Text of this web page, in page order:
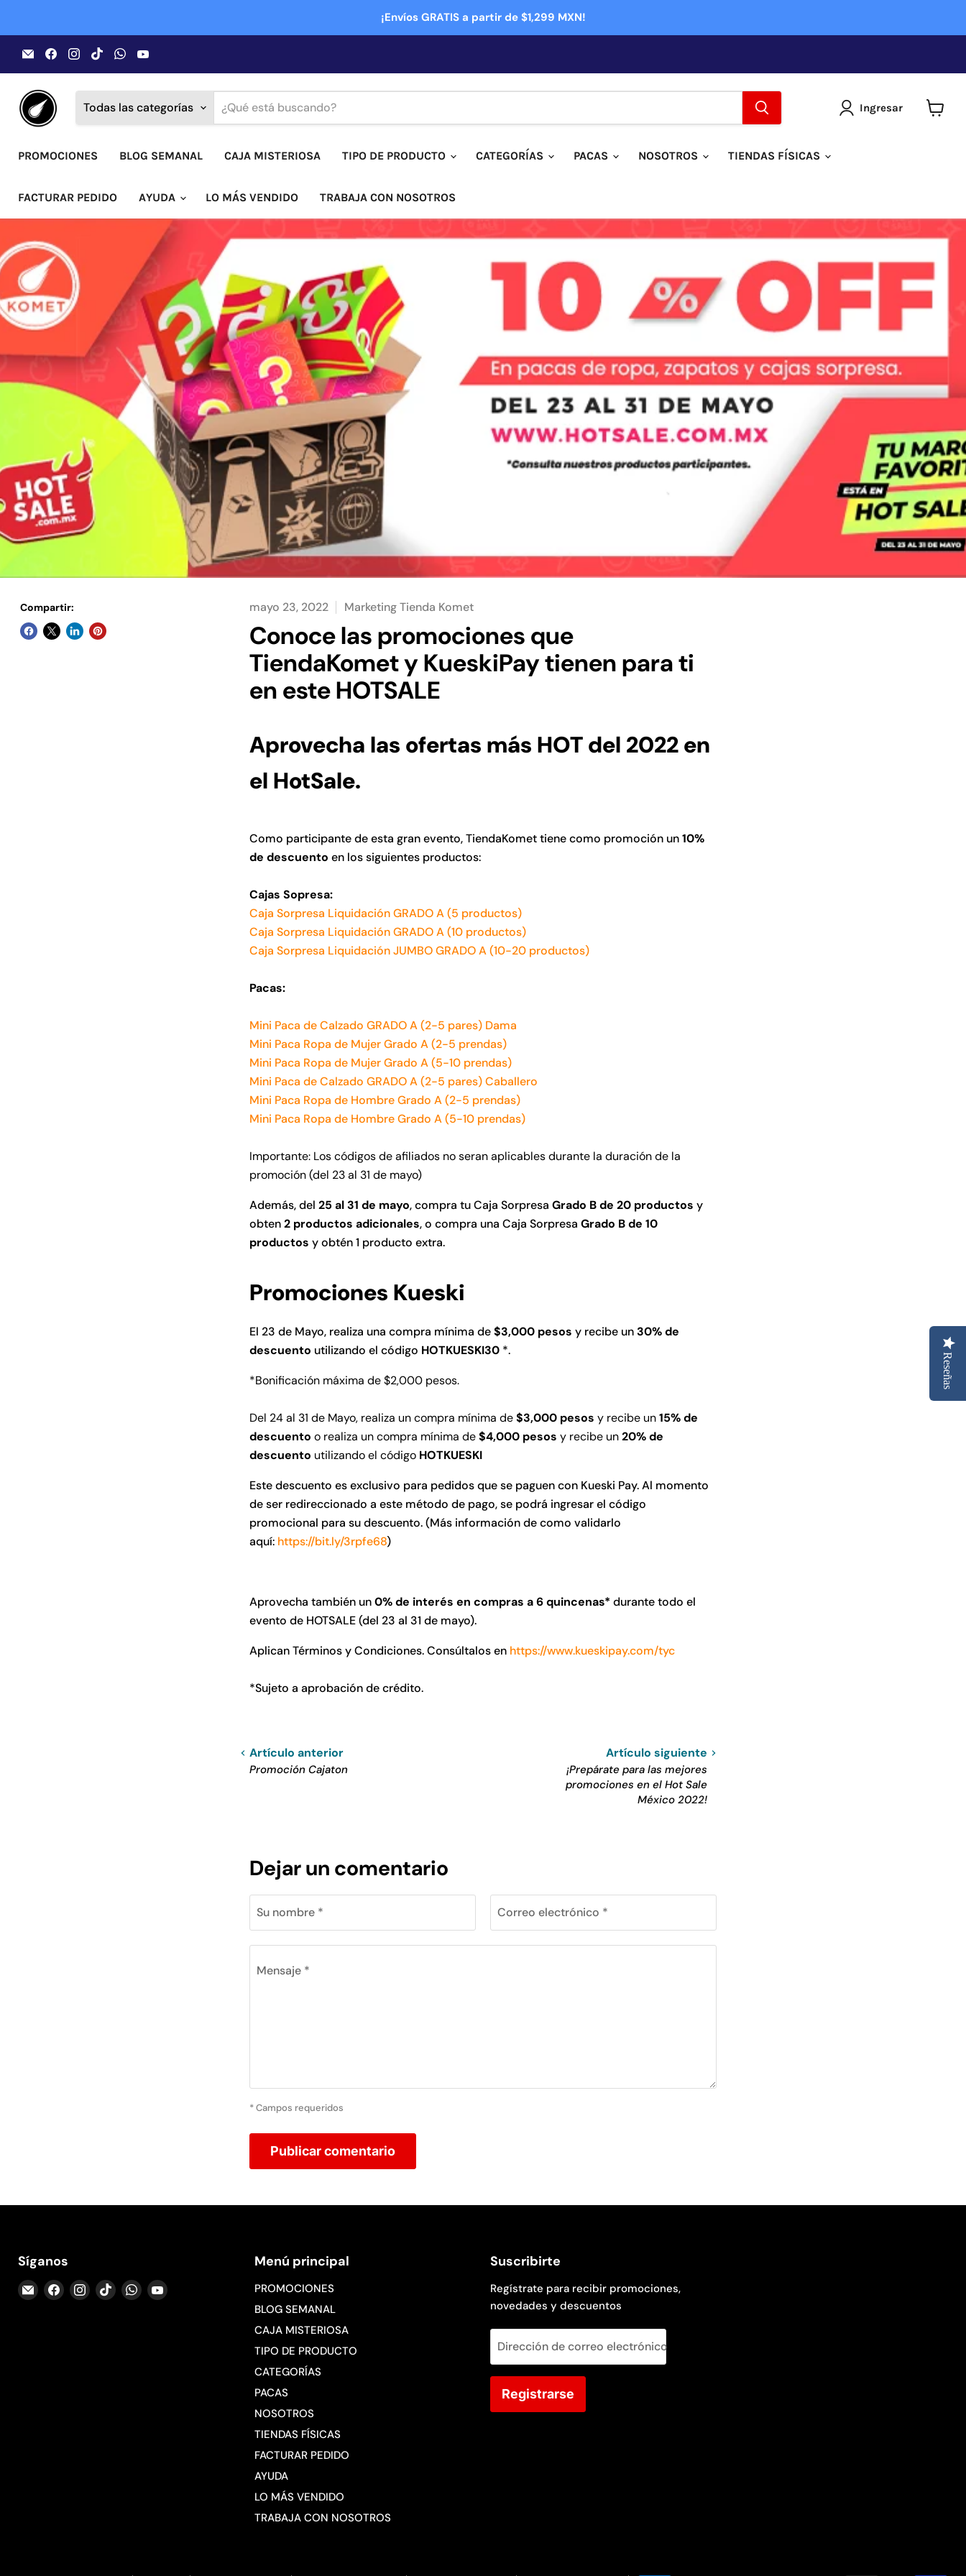
¡Envíos GRATIS a partir de $1,299 MXN!
Encuéntrenos
en
Correo
Encuéntrenos
en
Facebook
Encuéntrenos
en
Instagram
Encuéntrenos
en
TikTok
Encuéntrenos
en
WhatsApp
YouTube
Todas las categorías Ingresar
PROMOCIONES BLOG SEMANAL CAJA MISTERIOSA TIPO DE PRODUCTO CATEGORÍAS PACAS NOSOTROS TIENDAS FÍSICAS
FACTURAR PEDIDO AYUDA LO MÁS VENDIDO TRABAJA CON NOSOTROS
Compartir: mayo 23, 2022 Marketing Tienda Komet
Conoce las promociones que
TiendaKomet y KueskiPay tienen para ti
en este HOTSALE
Aprovecha las ofertas más HOT del 2022 en
el HotSale.
Como participante de esta gran evento, TiendaKomet tiene como promoción un10%
de descuento en los siguientes productos:
Cajas Sopresa:
Caja Sorpresa Liquidación GRADO A (5 productos)
Caja Sorpresa Liquidación GRADO A (10 productos)
Caja Sorpresa Liquidación JUMBO GRADO A (10-20 productos)
Pacas:
Mini Paca de Calzado GRADO A (2-5 pares) Dama
Mini Paca Ropa de Mujer Grado A (2-5 prendas)
Mini Paca Ropa de Mujer Grado A (5-10 prendas)
Mini Paca de Calzado GRADO A (2-5 pares) Caballero
Mini Paca Ropa de Hombre Grado A (2-5 prendas)
Mini Paca Ropa de Hombre Grado A (5-10 prendas)
Importante: Los códigos de afiliados no seran aplicables durante la duraciónde la
promoción (del 23 al 31 de mayo)
Además, del 25 al 31 de mayo, compra tu Caja Sorpresa Grado B de 20 productos y
obten2 productos adicionales, o compra una Caja Sorpresa Grado B de 10
productos y obtén 1 producto extra.
Promociones Kueski
El 23 de Mayo, realiza una compra mínima de$3,000 pesos y recibe un30% de
descuento utilizando el código HOTKUESKI30 *.
*Bonificación máxima de $2,000 pesos.
Del 24 al 31 de Mayo, realiza un compra mínima de$3,000 pesos y recibe un15% de
descuento o realiza un compra mínima de$4,000 pesos y recibe un20% de
descuento utilizando el código HOTKUESKI
Este descuento es exclusivo para pedidos que se paguen con Kueski Pay. Al momento
de ser redireccionado a este método de pago, se podrá ingresar el código
promocional para su descuento. (Más información de como validarlo
aquí: https://bit.ly/3rpfe68)
Aprovecha también un0% de interés en compras a 6 quincenas* durante todo el
evento de HOTSALE (del 23 al 31 de mayo).
Aplican Términos y Condiciones. Consúltalos en https://www.kueskipay.com/tyc
*Sujeto a aprobación de crédito.
Artículo anterior
Promoción Cajaton
Artículo siguiente
¡Prepárate para las mejores
promociones en el Hot Sale
México 2022!
Dejar un comentario
Su nombre * Correo electrónico *
Mensaje *
* Campos requeridos
Publicar comentario
Síganos
Encuéntrenos
Encuéntrenos
Encuéntrenos
Encuéntrenos
Encuéntrenos
Encuéntrenos
Menú principal
PROMOCIONES
BLOG SEMANAL
CAJA MISTERIOSA
TIPO DE PRODUCTO
CATEGORÍAS
PACAS
NOSOTROS
TIENDAS FÍSICAS
FACTURAR PEDIDO
AYUDA
LO MÁS VENDIDO
TRABAJA CON NOSOTROS
Suscribirte
Regístrate para recibir promociones,
novedades y descuentos
Dirección de correo electrónico
Registrarse
Reseñas